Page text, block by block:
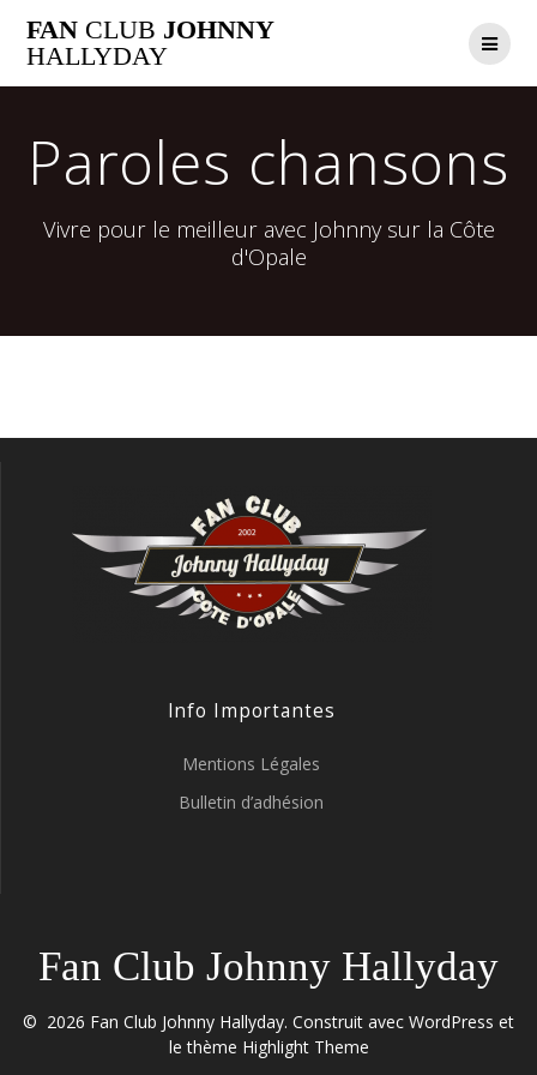
au
FAN CLUB JOHNNY
HALLYDAY
Paroles chansons
Vivre pour le meilleur avec Johnny sur la Côte
d'Opale
Info Importantes
Mentions Légales
Bulletin d’adhésion
Fan Club Johnny Hallyday
© 2026 Fan Club Johnny Hallyday. Construit avec WordPress et
le thème Highlight Theme